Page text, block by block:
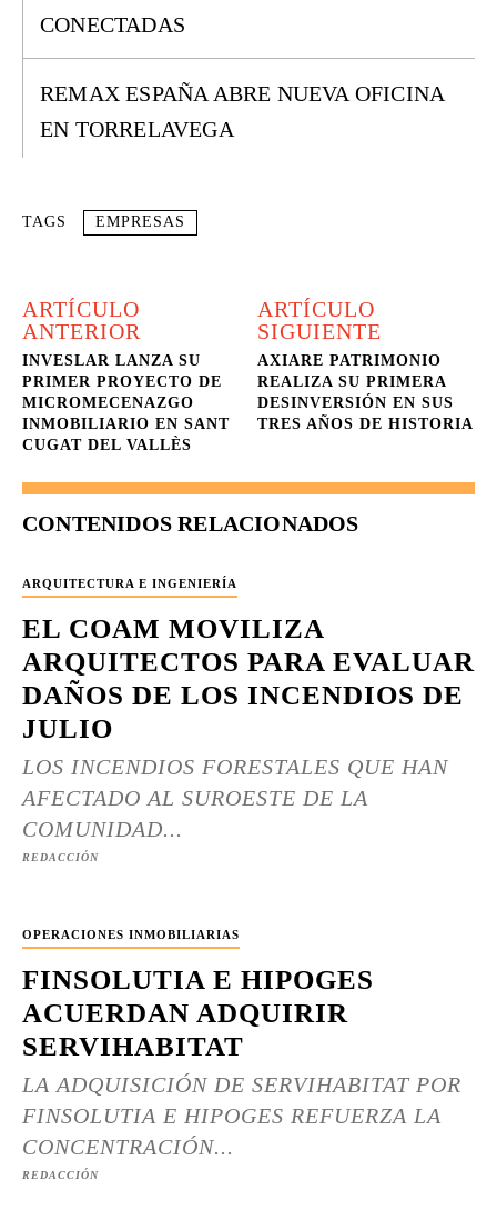
CONECTADAS
REMAX ESPAÑA ABRE NUEVA OFICINA
EN TORRELAVEGA
TAGS EMPRESAS
ARTÍCULO
ANTERIOR
INVESLAR LANZA SU
PRIMER PROYECTO DE
MICROMECENAZGO
INMOBILIARIO EN SANT
CUGAT DEL VALLÈS
ARTÍCULO
SIGUIENTE
AXIARE PATRIMONIO
REALIZA SU PRIMERA
DESINVERSIÓN EN SUS
TRES AÑOS DE HISTORIA
CONTENIDOS RELACIONADOS
ARQUITECTURA E INGENIERÍA
EL COAM MOVILIZA
ARQUITECTOS PARA EVALUAR
DAÑOS DE LOS INCENDIOS DE
JULIO
LOS INCENDIOS FORESTALES QUE HAN
AFECTADO AL SUROESTE DE LA
COMUNIDAD...
REDACCIÓN
OPERACIONES INMOBILIARIAS
FINSOLUTIA E HIPOGES
ACUERDAN ADQUIRIR
SERVIHABITAT
LA ADQUISICIÓN DE SERVIHABITAT POR
FINSOLUTIA E HIPOGES REFUERZA LA
CONCENTRACIÓN...
REDACCIÓN